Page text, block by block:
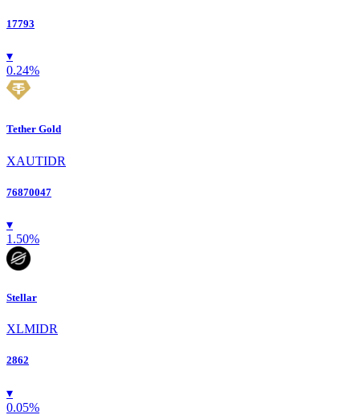
17793
▾
0.24%
Tether Gold
XAUTIDR
76870047
▾
1.50%
Stellar
XLMIDR
2862
▾
0.05%